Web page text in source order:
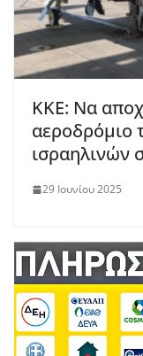
ΚΚΕ: Να
αεροδρόμιο
ισραηλινών
29 Ιουνίου 2025